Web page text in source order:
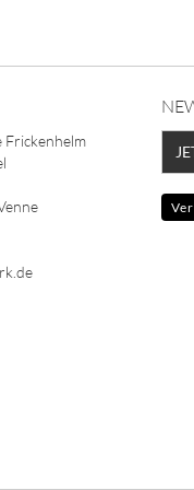
Frickenhelm